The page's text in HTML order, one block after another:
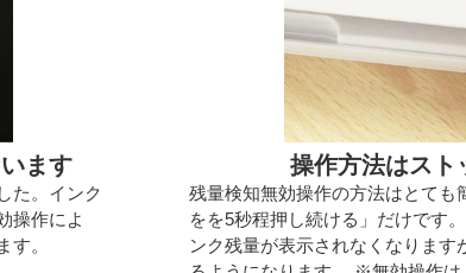
ます
た。インク
操作によ
す。
操作方法はスト
残量検知無効操作の方法はとても
をを5秒程押し続ける」だけです
ンク残量が表示されなくなります